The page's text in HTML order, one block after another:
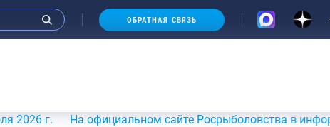
ОБРАТНАЯ СВЯЗЬ
На официальном сайте Росрыболовства в